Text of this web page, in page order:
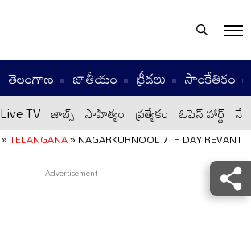
తెలంగాణ జాతీయం క్రీడలు సాంకేతికం
Live TV జాబ్స్ సాహిత్యం ప్రత్యేకం ఓపెన్ హార్ట్
»TELANGANA»NAGARKURNOOL 7TH DAY